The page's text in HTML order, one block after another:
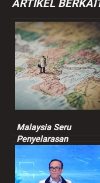
ARTIKEL
Malaysia Seru
Penyelarasan
Berterusan Dalam
Proses Keamanan
Bangsamoro